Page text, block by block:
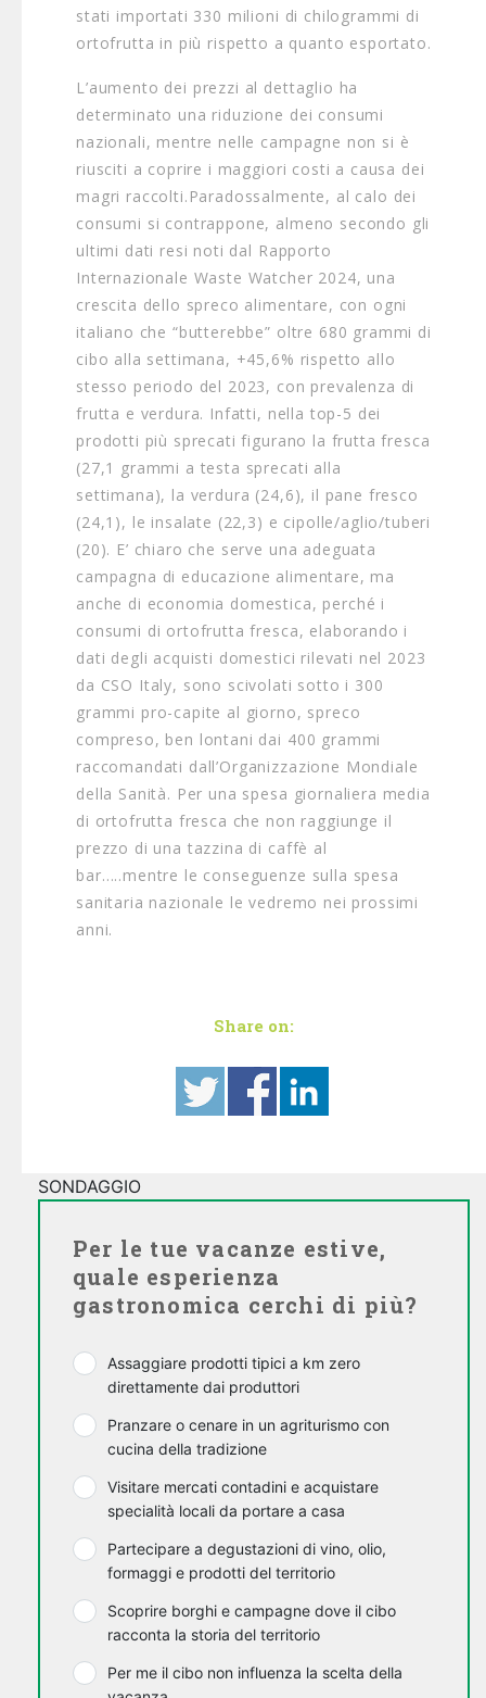
stati importati 330 milioni di chilogrammi di
ortofrutta in più rispetto a quanto esportato.
L’aumento dei prezzi al dettaglio ha
determinato una riduzione dei consumi
nazionali, mentre nelle campagne non si è
riusciti a coprire i maggiori costi a causa dei
magri raccolti.Paradossalmente, al calo dei
consumi si contrappone, almeno secondo gli
ultimi dati resi noti dal Rapporto
Internazionale Waste Watcher 2024, una
crescita dello spreco alimentare, con ogni
italiano che “butterebbe” oltre 680 grammi di
cibo alla settimana, +45,6% rispetto allo
stesso periodo del 2023, con prevalenza di
frutta e verdura. Infatti, nella top-5 dei
prodotti più sprecati figurano la frutta fresca
(27,1 grammi a testa sprecati alla
settimana), la verdura (24,6), il pane fresco
(24,1), le insalate (22,3) e cipolle/aglio/tuberi
(20). E’ chiaro che serve una adeguata
campagna di educazione alimentare, ma
anche di economia domestica, perché i
consumi di ortofrutta fresca, elaborando i
dati degli acquisti domestici rilevati nel 2023
da CSO Italy, sono scivolati sotto i 300
grammi pro-capite al giorno, spreco
compreso, ben lontani dai 400 grammi
raccomandati dall’Organizzazione Mondiale
della Sanità. Per una spesa giornaliera media
di ortofrutta fresca che non raggiunge il
prezzo di una tazzina di caffè al
bar…..mentre le conseguenze sulla spesa
sanitaria nazionale le vedremo nei prossimi
anni.
Share on:
SONDAGGIO
Per le tue vacanze estive,
quale esperienza
gastronomica cerchi di più?
Assaggiare prodotti tipici a km zero
direttamente dai produttori
Pranzare o cenare in un agriturismo con
cucina della tradizione
Visitare mercati contadini e acquistare
specialità locali da portare a casa
Partecipare a degustazioni di vino, olio,
formaggi e prodotti del territorio
Scoprire borghi e campagne dove il cibo
racconta la storia del territorio
Per me il cibo non influenza la scelta della